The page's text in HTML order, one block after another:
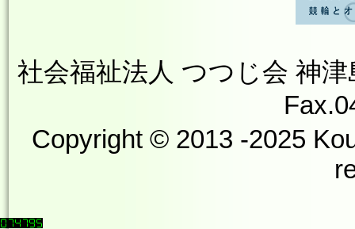
社会福祉法人 つつじ会 神
Copyright © 2013 -2025